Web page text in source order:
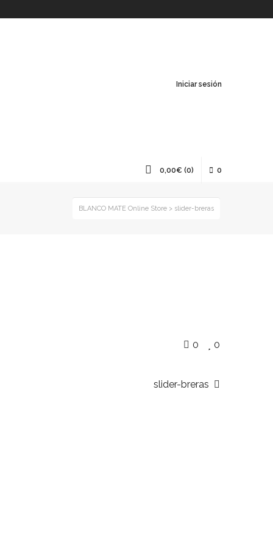
Iniciar sesión
0,00€ (0) 0
BLANCO MATE Online Store > slider-breras
0
0
slider-breras